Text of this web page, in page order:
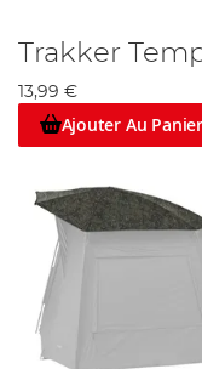
Trakker
13,99 €
Ajouter Au Panier